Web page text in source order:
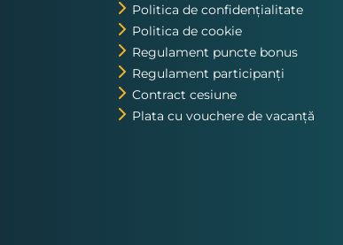
Politica de confidențialitate
Politica de cookie
Regulament puncte bonus
Regulament participanți
Contract cesiune
Plata cu vouchere de vacanță